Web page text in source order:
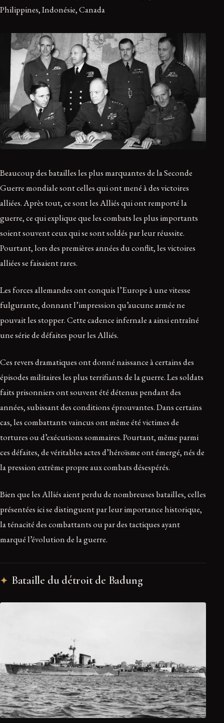
Philippines, Indonésie, Canada
Beaucoup des batailles les plus marquantes de la Seconde
Guerre mondiale sont celles qui ont mené à des victoires
alliées. Après tout, ce sont les Alliés qui ont remporté la
guerre, ce qui explique que les combats les plus importants
soient souvent ceux qui se sont soldés par leur réussite.
Pourtant, lors des premières années du conflit, les victoires
alliées se faisaient rares.
Les forces allemandes ont conquis l’Europe à une vitesse
fulgurante, donnant l’impression qu’aucune armée ne
pouvait les stopper. Cette cadence infernale a ainsi entraîné
une série de défaites pour les Alliés.
Ces revers dramatiques ont donné naissance à certains des
épisodes militaires les plus terrifiants de la guerre. Les soldats
faits prisonniers ont souvent été détenus pendant des
années, subissant des conditions éprouvantes. Dans certains
cas, les combattants vaincus ont même été victimes de
tortures ou d’exécutions sommaires. Pourtant, même parmi
ces défaites, de véritables actes d’héroïsme ont émergé, nés de
la pression extrême propre aux combats désespérés.
Bien que les Alliés aient perdu de nombreuses batailles, celles
présentées ici se distinguent par leur importance historique,
la ténacité des combattants ou par des tactiques ayant
marqué l’évolution de la guerre.
Bataille du détroit de Badung